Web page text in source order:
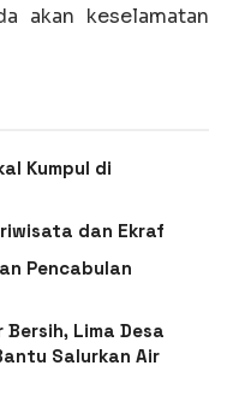
akan keselamatan
Kumpul di
dan Ekraf
Pencabulan
Lima Desa
Salurkan Air